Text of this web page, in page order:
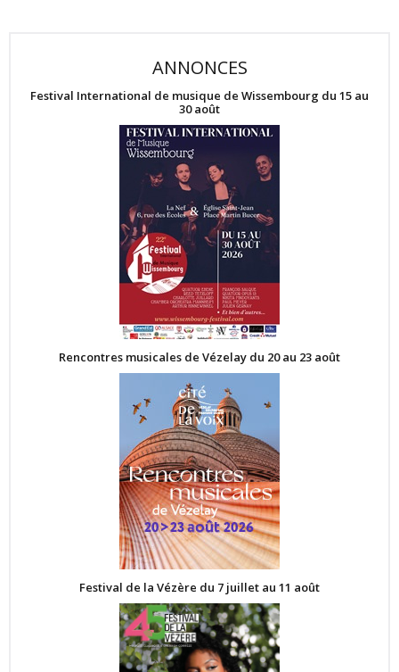
ANNONCES
Festival International de musique de Wissembourg du 15 au
30 août
Rencontres musicales de Vézelay du 20 au 23 août
Festival de la Vézère du 7 juillet au 11 août